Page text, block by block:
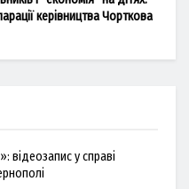
керівництва Чорткова
відеозапис у справі